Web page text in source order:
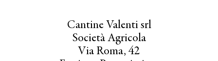
Cantine Valenti srl
Società Agricola
Via Roma, 42